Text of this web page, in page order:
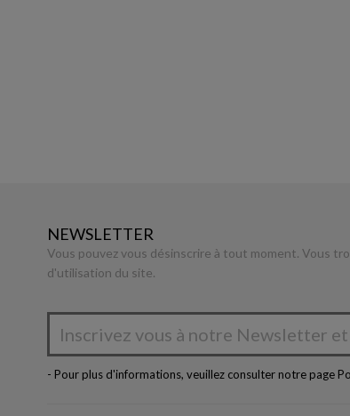
NEWSLETTER
Vous pouvez vous désinscrire à tout moment. Vous
d'utilisation du site.
- Pour plus d'informations, veuillez consulter notre page